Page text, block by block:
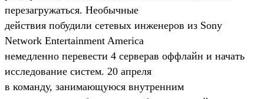
перезагружаться. Необычные
действия побудили сетевых инженеров из Sony
Network Entertainment America
немедленно перевести 4 серверав оффлайн и начать
исследование систем. 20 апреля
в команду, занимающуюся внутренним